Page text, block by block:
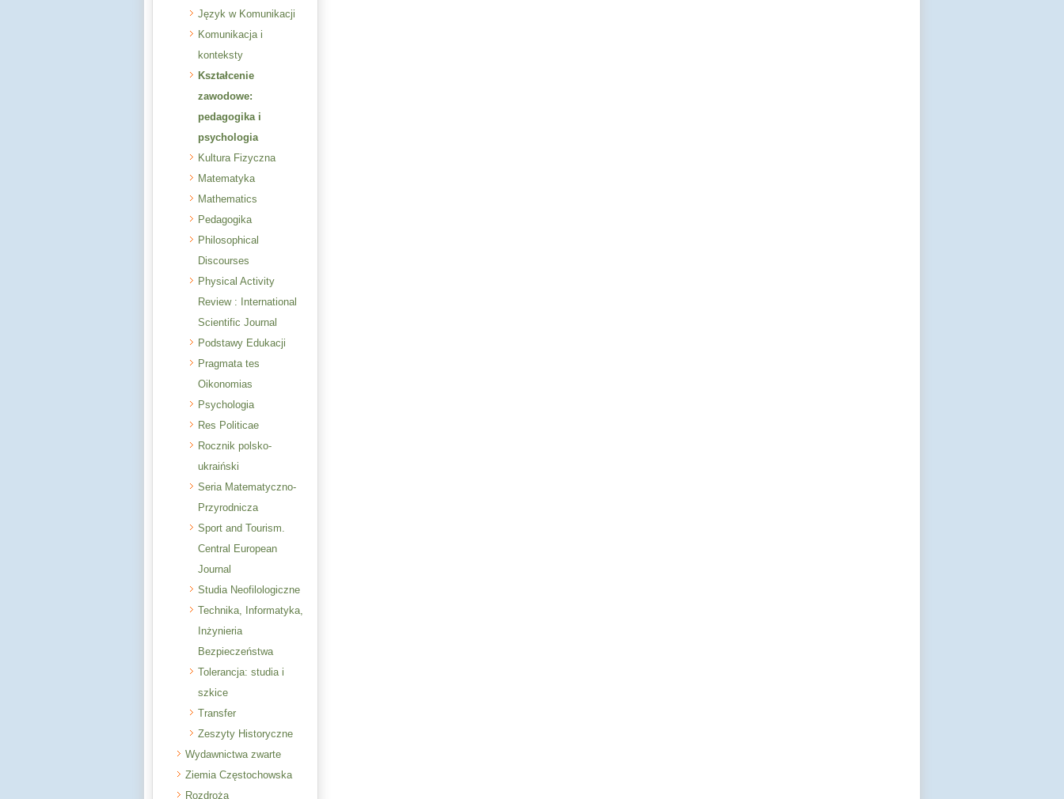
Język w Komunikacji
Komunikacja i
konteksty
Kształcenie
zawodowe:
pedagogika i
psychologia
Kultura Fizyczna
Matematyka
Mathematics
Pedagogika
Philosophical
Discourses
Physical Activity
Review : International
Scientific Journal
Podstawy Edukacji
Pragmata tes
Oikonomias
Psychologia
Res Politicae
Rocznik polsko-
ukraiński
Seria Matematyczno-
Przyrodnicza
Sport and Tourism.
Central European
Journal
Studia Neofilologiczne
Technika, Informatyka,
Inżynieria
Bezpieczeństwa
Tolerancja: studia i
szkice
Transfer
Zeszyty Historyczne
Wydawnictwa zwarte
Ziemia Częstochowska
Rozdroża